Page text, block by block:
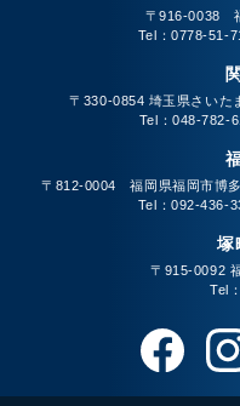
〒916-0038
Tel：0778-51-
〒330-0854 埼玉県さいた
Tel：048-782-
〒812-0004 福岡県福岡市博
Tel：092-436-
塚
〒915-0092
Tel